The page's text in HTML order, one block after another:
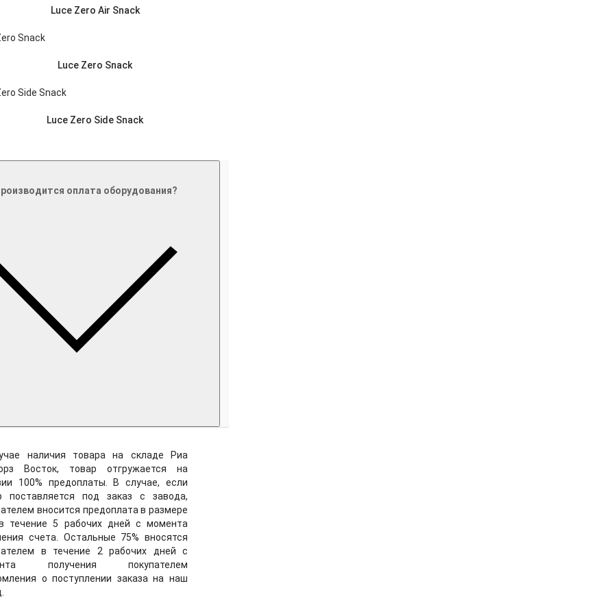
Luce Zero Air Snack
Luce Zero Snack
Luce Zero Side Snack
оплата оборудования?
наличия товара на складе Риа
Восток, товар отгружается на
100% предоплаты. В случае, если
поставляется под заказ c завода,
вносится предоплата в размере
течение 5 рабочих дней с момента
счета. Остальные 75% вносятся
в течение 2 рабочих дней с
получения покупателем
о поступлении заказа на наш